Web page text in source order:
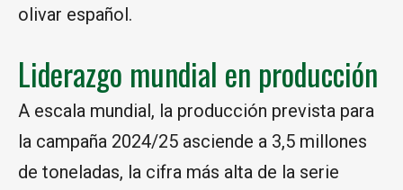
olivar español.
Liderazgo mundial en producción
A escala mundial, la producción prevista para
la campaña 2024/25 asciende a 3,5 millones
de toneladas, la cifra más alta de la serie